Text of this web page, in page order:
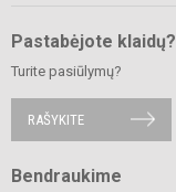
Pastabėjote klaidų?
Turite pasiūlymų?
RAŠYKITE
Bendraukime